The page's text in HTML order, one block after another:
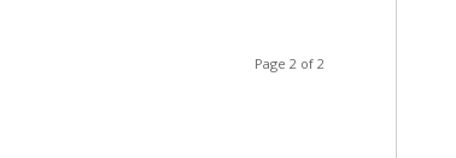
Page 2 of 2